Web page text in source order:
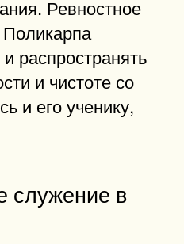
Ревностное
Поликарпа
распространять
и чистоте со
и его ученику,
служение в